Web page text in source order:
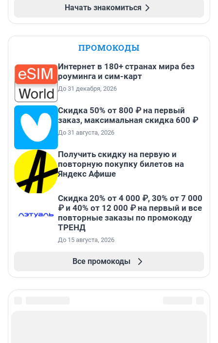
Начать знакомиться
ПРОМОКОДЫ
Интернет в 180+ странах мира без
роуминга и сим-карт
До 31 декабря, 2026
Скидка 50% от 800 ₽ на первый
заказ, максимальная скидка 600 ₽
До 31 августа, 2026
Получить скидку на первую и
повторную покупку билетов на
Яндекс Афише
Скидка 20% от 4 000 ₽, 30% от 7 000
₽ и 40% от 12 000 ₽ на первый и все
повторные заказы по промокоду
ТРЕНД
До 15 августа, 2026
Все промокоды